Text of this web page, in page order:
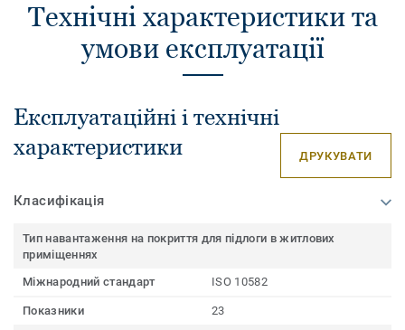
Технічні характеристики та
умови експлуатації
Експлуатаційні і технічні
характеристики
ДРУКУВАТИ
Класифікація
Тип навантаження на покриття для підлоги в житлових
приміщеннях
Міжнародний стандарт
ISO 10582
Показники 23